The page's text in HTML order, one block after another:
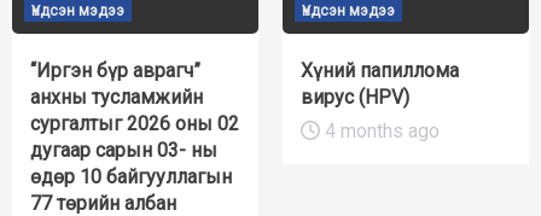
Үндсэн мэдээ
“Иргэн бүр аврагч”
анхны тусламжийн
сургалтыг 2026 оны 02
дугаар сарын 03- ны
өдөр 10 байгууллагын
77 төрийн албан
Үндсэн мэдээ
Хүний папиллома
вирус (HPV)
4 months ago